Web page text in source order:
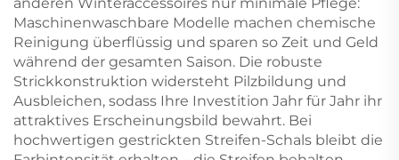
Maschinenwaschbare Modelle machen chemische
Reinigung überflüssig und sparen so Zeit und Geld
während der gesamten Saison. Die robuste
Strickkonstruktion widersteht Pilzbildung und
Ausbleichen, sodass Ihre Investition Jahr für Jahr ihr
attraktives Erscheinungsbild bewahrt. Bei
hochwertigen gestrickten Streifen-Schals bleibt die